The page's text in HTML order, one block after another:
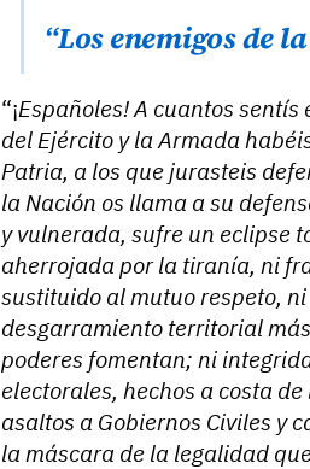
“Los enemigos de
“¡Españoles! A cuantos
del Ejército y la Armada
Patria, a los que jurasteis
la Nación os llama a su
y vulnerada, sufre un eclipse
aherrojada por la tiranía, ni
sustituido al mutuo respeto,
desgarramiento territorial
poderes fomentan; ni
electorales, hechos a costa
asaltos a Gobiernos Civiles y
la máscara de la legalidad